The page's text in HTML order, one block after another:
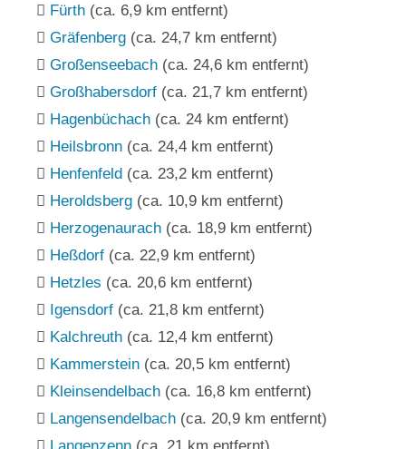
Fürth (ca. 6,9 km entfernt)
Gräfenberg (ca. 24,7 km entfernt)
Großenseebach (ca. 24,6 km entfernt)
Großhabersdorf (ca. 21,7 km entfernt)
Hagenbüchach (ca. 24 km entfernt)
Heilsbronn (ca. 24,4 km entfernt)
Henfenfeld (ca. 23,2 km entfernt)
Heroldsberg (ca. 10,9 km entfernt)
Herzogenaurach (ca. 18,9 km entfernt)
Heßdorf (ca. 22,9 km entfernt)
Hetzles (ca. 20,6 km entfernt)
Igensdorf (ca. 21,8 km entfernt)
Kalchreuth (ca. 12,4 km entfernt)
Kammerstein (ca. 20,5 km entfernt)
Kleinsendelbach (ca. 16,8 km entfernt)
Langensendelbach (ca. 20,9 km entfernt)
Langenzenn (ca. 21 km entfernt)